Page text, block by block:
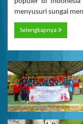
menyusuri sungai
Selengkapnya